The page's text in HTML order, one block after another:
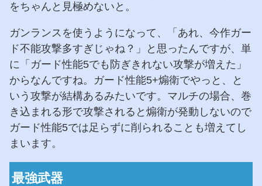
をちゃんと見極めないと。
ガンランスを使うようになって、「あれ、今作ガー
ド不能攻撃多すぎじゃね？」と思ったんですが、単
に「ガード性能5でも防ぎきれない攻撃が増えた」
からなんですね。ガード性能5+煽衛でやっと、と
いう攻撃が結構あるみたいです。マルチの場合、巻
き込まれる形で攻撃されると煽衛が発動しないので
ガード性能5では足らずに削られることも増えてし
まいます。
最強武器